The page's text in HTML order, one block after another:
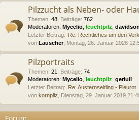
Pilzzucht als Neben- oder
Themen: 48 Beiträge: 762
Moderatoren: Mycelio leuchtpilz
Letzter Beitrag: Re: Rechtliches um den
von Lauscher, Montag, 26. Januar 2026
Pilzportraits
Themen: 21 Beiträge: 74
Moderatoren: Mycelio leuchtpilz geriull
Letzter Beitrag: Re: Austernseitling - Pleurot…
von kornpilz , Dienstag, 29. Januar 2019